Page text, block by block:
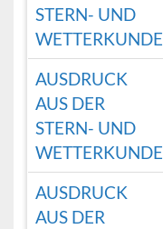
STERN- UND
WETTERKUNDE
AUSDRUCK
AUS DER
STERN- UND
WETTERKUNDE
AUSDRUCK
AUS DER